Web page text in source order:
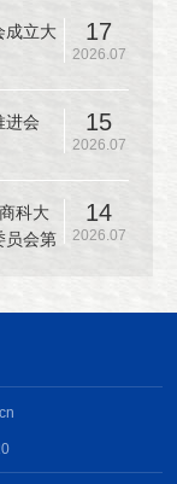
17
2026.07
成立大
15
2026.07
进会
14
2026.07
科大
会第